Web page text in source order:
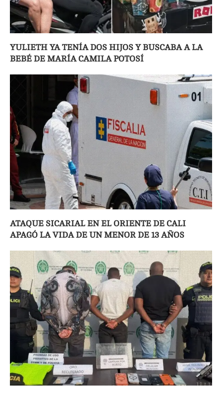
YULIETH YA TENÍA DOS HIJOS Y BUSCABA A LA
BEBÉ DE MARÍA CAMILA POTOSÍ
ATAQUE SICARIAL EN EL ORIENTE DE CALI
APAGÓ LA VIDA DE UN MENOR DE 13 AÑOS